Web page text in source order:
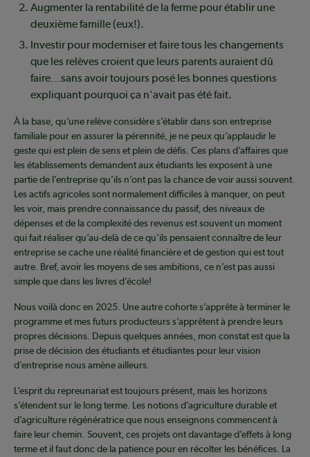
Augmenter la rentabilité de la ferme pour établir une
deuxième famille (eux!).
Investir pour moderniser et faire tous les changements
que les relèves croient que leurs parents auraient dû
faire…sans avoir toujours posé les bonnes questions
expliquant pourquoi ça n'avait pas été fait.
À la base, qu’une relève considère s’établir dans son entreprise
familiale pour en assurer la pérennité, je ne peux qu’applaudir le
geste qui est plein de sens et plein de défis. Ces plans d’affaires que
les établissements demandent aux étudiants les exposent à une
partie de l’entreprise qu’ils n’ont pas la chance de voir aussi souvent.
Les actifs agricoles sont normalement difficiles à manquer, on peut
les voir, mais prendre connaissance du passif, des niveaux de
dépenses et de la complexité des revenus est souvent un moment
qui fait réaliser qu’au-delà de ce qu’ils pensaient connaître de leur
entreprise se cache une réalité financière et de gestion qui est tout
autre. Bref, avoir les moyens de ses ambitions, ce n’est pas aussi
simple que dans les livres d’école!
Nous voilà donc en 2025. Une autre cohorte s’apprête à terminer le
programme et mes futurs producteurs s’apprêtent à prendre leurs
propres décisions. Depuis quelques années, mon constat est que la
prise de décision des étudiants et étudiantes pour leur vision
d’entreprise nous amène ailleurs.
L’esprit du repreunariat est toujours présent, mais les horizons
s’étendent sur le long terme. Les notions d’agriculture durable et
d’agriculture régénératrice que nous enseignons commencent à
faire leur chemin. Souvent, ces projets ont davantage d’effets à long
terme et il faut donc de la patience pour en récolter les bénéfices. La